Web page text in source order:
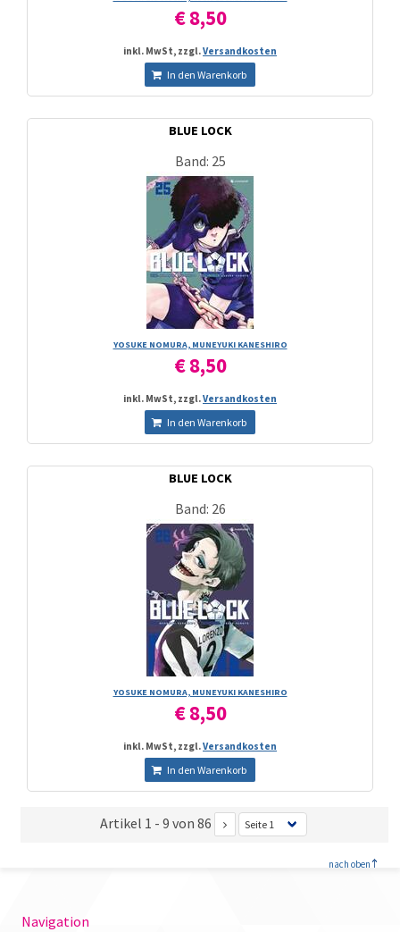
€ 8,50
inkl. MwSt, zzgl.Versandkosten
In den Warenkorb
BLUE LOCK
Band: 25
YOSUKE NOMURA, MUNEYUKI KANESHIRO
€ 8,50
inkl. MwSt, zzgl.Versandkosten
In den Warenkorb
BLUE LOCK
Band: 26
YOSUKE NOMURA, MUNEYUKI KANESHIRO
€ 8,50
inkl. MwSt, zzgl.Versandkosten
In den Warenkorb
Artikel 1 - 9 von 86
nach oben
Navigation